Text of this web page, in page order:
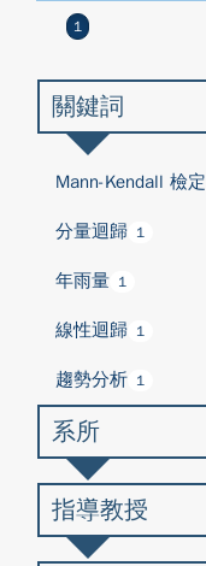
1
關鍵詞
Mann-Kendall 檢定
分量迴歸 1
年雨量 1
線性迴歸 1
趨勢分析 1
系所
指導教授